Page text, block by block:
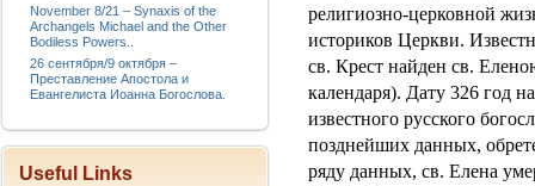
религиозно-церковной
историков Церкви.
св. Крест найден св.
календаря). Дату 326 год
известного русского
позднейших данных,
ряду данных, св. Елена
November 8/21 – Synaxis of the
Archangels Michael and the Other
Bodiless Powers..
26 сентября/9 октября –
Преставление Апостола и
Евангелиста Иоанна Богослова.
Useful Links